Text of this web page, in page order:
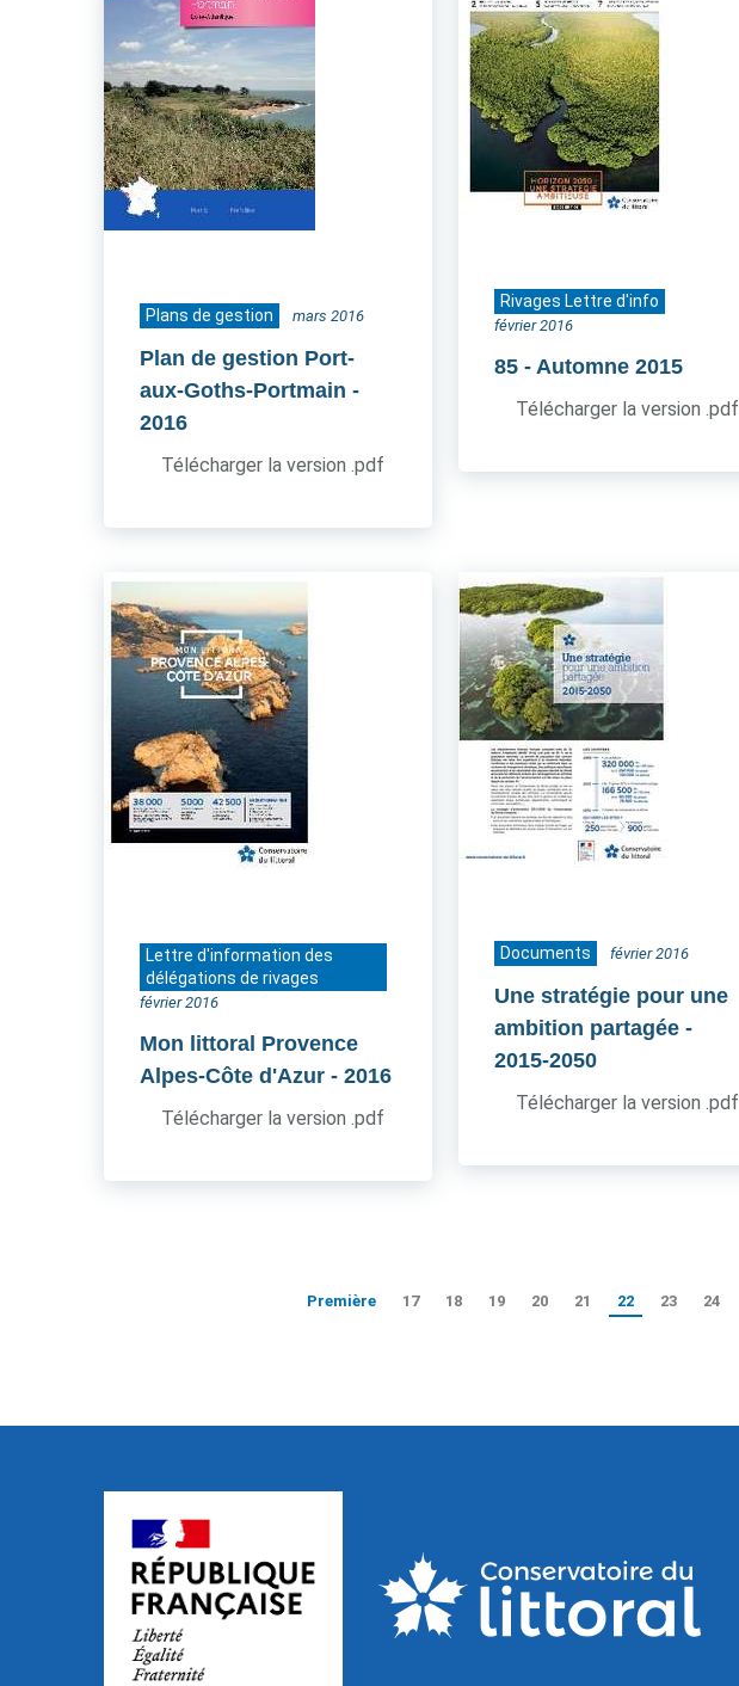
Plans de gestion mars 2016
Plan de gestion Port-
aux-Goths-Portmain -
2016
Télécharger la version .pdf
Rivages Lettre d'info
février 2016
85 - Automne 2015
Télécharger la version .pdf
Lettre d'information des
délégations de rivages
février 2016
Mon littoral Provence
Alpes-Côte d'Azur - 2016
Télécharger la version .pdf
Documents février 2016
Une stratégie pour une
ambition partagée-
2015-2050
Télécharger la version .pdf
Première 17 18 19 20 21 22 23 24